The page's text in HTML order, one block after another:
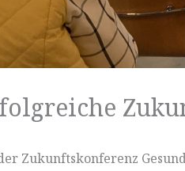
Zukunftskonferenz